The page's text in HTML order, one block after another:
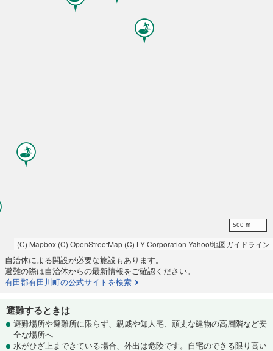
500 m
(C) Mapbox (C) OpenStreetMap (C) LY Corporation Yahoo!地図ガイドライン
自治体による開設が必要な施設もあります。
避難の際は自治体からの最新情報をご確認ください。
有田郡有田川町の公式サイトを検索
避難するときは
避難場所や避難所に限らず、親戚や知人宅、頑丈な建物の高層階など安
全な場所へ
水がひざ上まできている場合、外出は危険です。自宅のできる限り高い